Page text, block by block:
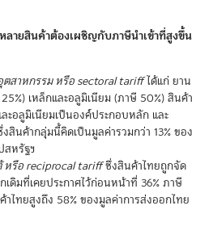
ลายสินค้าต้องเผชิญกับภาษีนำเข้าที่สูงขึ้น
ตสาหกรรม หรือ sectoral tariffได้แก่ ยาน
เหล็กและอลูมิเนียม (ภาษี 50%) สินค้า
ะอลูมิเนียมเป็นองค์ประกอบหลัก และ
สินค้ากลุ่มนี้คิดเป็นมูลค่ารวมกว่า 13% ของ
สหรัฐฯ
หรือ reciprocal tariffซึ่งสินค้าไทยถูกจัด
เดิมที่เคยประกาศไว้ก่อนหน้าที่ 36% ภาษี
ไทยสูงถึง 58% ของมูลค่าการส่งออกไทย